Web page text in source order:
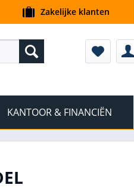
Zakelijke klanten
KANTOOR & FINANCIËN